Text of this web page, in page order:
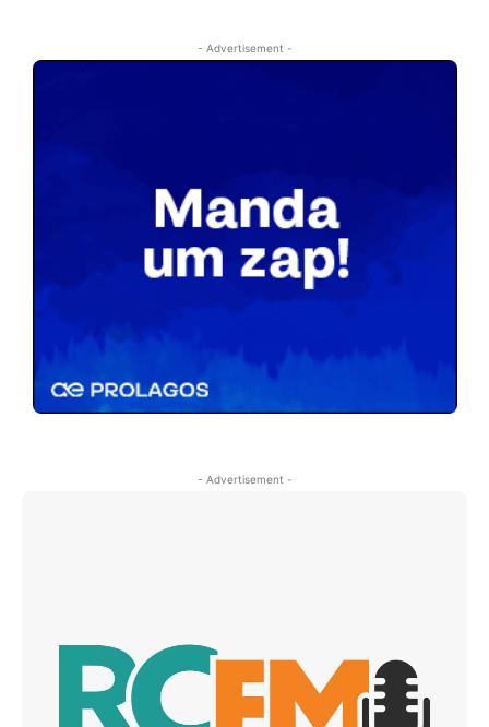
- Advertisement -
- Advertisement -